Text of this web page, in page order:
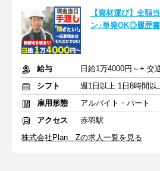
【資材運び】全額
ン♪単発OK◎履歴
給与
日給1万4000円～+ 交
シフト
雇用形態
アルバイト・パート
アクセス
赤羽駅
株式会社Plan Zの求人一覧を見る